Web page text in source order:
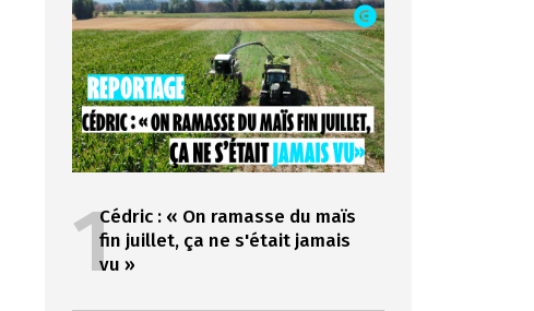
1Cédric : « On ramasse du maïs
fin juillet, ça ne s'était jamais
vu »